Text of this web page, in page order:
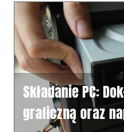
Składanie PC:
graficzną oraz